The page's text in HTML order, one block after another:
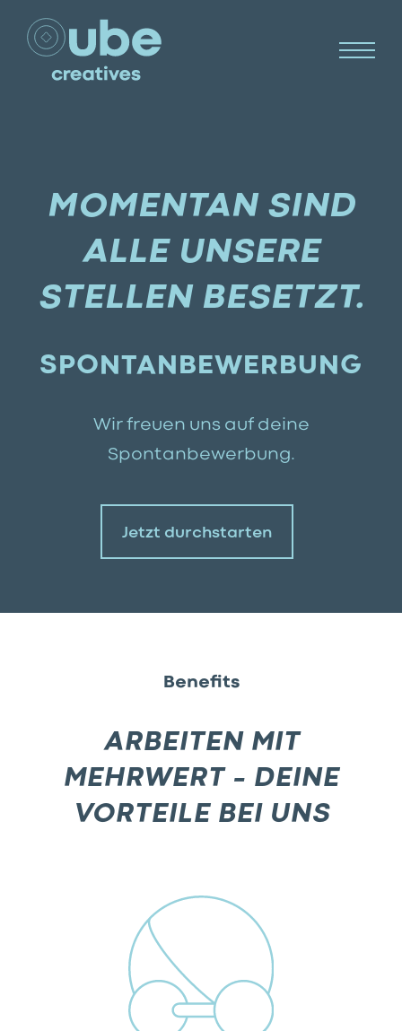
MOMENTAN SIND
ALLE UNSERE
STELLEN BESETZT.
SPONTANBEWERBUNG
Wir freuen uns auf deine
Spontanbewerbung.
Jetzt durchstarten
Benefits
ARBEITEN MIT
MEHRWERT – DEINE
VORTEILE BEI UNS